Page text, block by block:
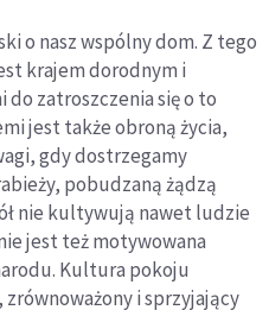
o nasz wspólny dom. Z tego
krajem dorodnym i
zatroszczenia się o to
jest także obroną życia,
gdy dostrzegamy
pobudzaną żądzą
nie kultywują nawet ludzie
jest też motywowana
Kultura pokoju
i sprzyjający